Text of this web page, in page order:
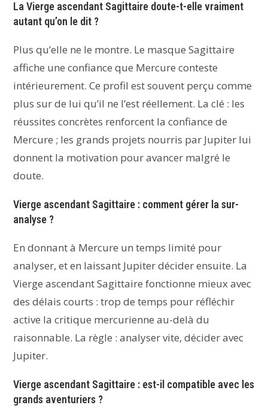
La Vierge ascendant Sagittaire doute-t-elle vraiment
autant qu’on le dit ?
Plus qu’elle ne le montre. Le masque Sagittaire
affiche une confiance que Mercure conteste
intérieurement. Ce profil est souvent perçu comme
plus sur de lui qu’il ne l’est réellement. La clé : les
réussites concrètes renforcent la confiance de
Mercure ; les grands projets nourris par Jupiter lui
donnent la motivation pour avancer malgré le
doute.
Vierge ascendant Sagittaire : comment gérer la sur-
analyse ?
En donnant à Mercure un temps limité pour
analyser, et en laissant Jupiter décider ensuite. La
Vierge ascendant Sagittaire fonctionne mieux avec
des délais courts : trop de temps pour réfléchir
active la critique mercurienne au-delà du
raisonnable. La règle : analyser vite, décider avec
Jupiter.
Vierge ascendant Sagittaire : est-il compatible avec les
grands aventuriers ?